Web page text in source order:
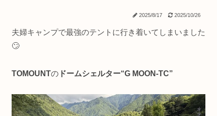
2025/8/17 2025/10/26
夫婦キャンプで最強のテントに行き着いてしまいました
🙄
TOMOUNTの ドームシェルター“G MOON-TC”